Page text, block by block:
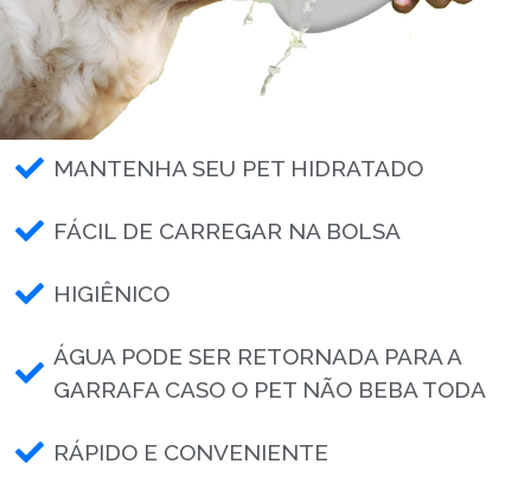
MANTENHA SEU PET HIDRATADO
FÁCIL DE CARREGAR NA BOLSA
HIGIÊNICO
ÁGUA PODE SER RETORNADA PARA A
GARRAFA CASO O PET NÃO BEBA TODA
RÁPIDO E CONVENIENTE